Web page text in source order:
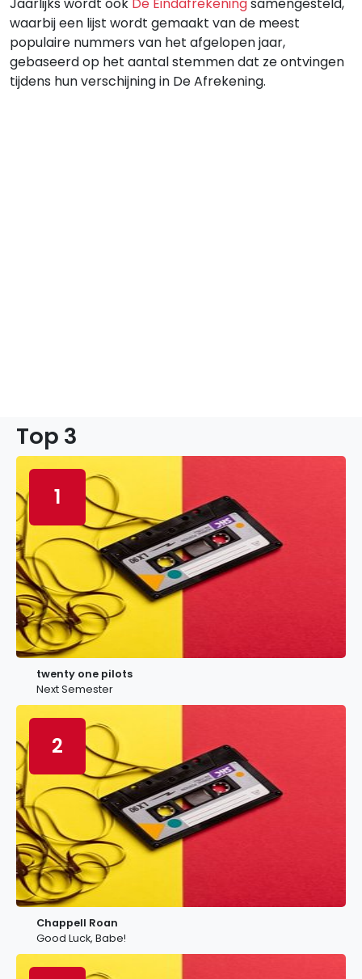
waarbij een lijst wordt gemaakt van de meest
populaire nummers van het afgelopen jaar,
gebaseerd op het aantal stemmen dat ze ontvingen
tijdens hun verschijning in De Afrekening.
Top 3
1
twenty one pilots
Next Semester
2
Chappell Roan
Good Luck, Babe!